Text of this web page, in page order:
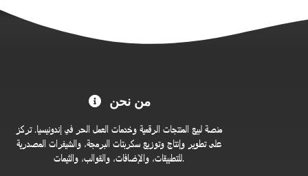
متجر
من نحن
منصة لبيع المنتجات الرقمية وخدمات العمل الحر في إندونيسيا. تركز
على تطوير وإنتاج وتوزيع سكربتات البرمجة، والشيفرات المصدرية
للتطبيقات، والإضافات، والقوالب، والثيمات.